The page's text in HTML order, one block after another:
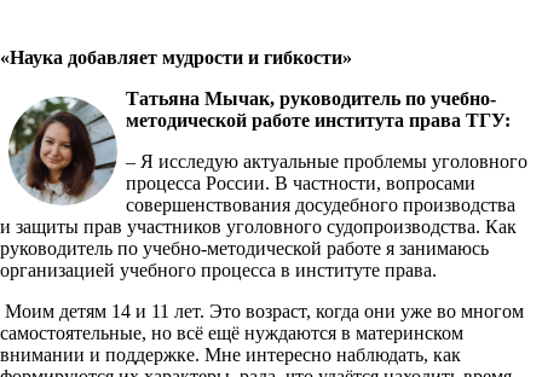
«Наука добавляет мудрости и гибкости»
Татьяна Мычак, руководитель по учебно-
методической работе института права ТГУ:
– Я исследую актуальные проблемы уголовного
процесса России. В частности, вопросами
совершенствования досудебного производства
и защиты прав участников уголовного судопроизводства. Как
руководитель по учебно-методической работе я занимаюсь
организацией учебного процесса в институте права.
Моим детям 14 и 11 лет. Это возраст, когда они уже во многом
самостоятельные, но всё ещё нуждаются в материнском
внимании и поддержке. Мне интересно наблюдать, как